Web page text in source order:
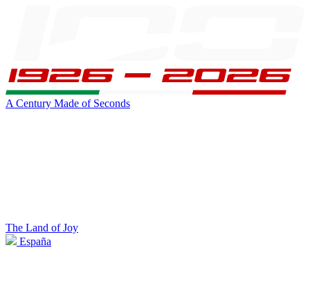
A Century Made of Seconds
The Land of Joy
España